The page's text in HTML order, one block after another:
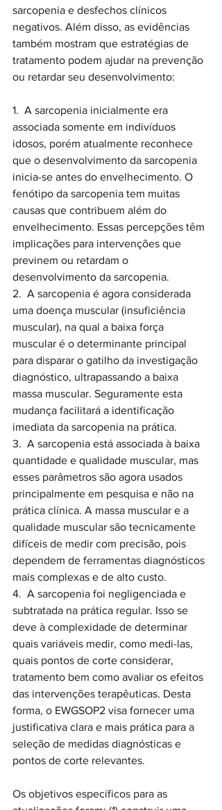
sarcopenia e desfechos clínicos
negativos. Além disso, as evidências
também mostram que estratégias de
tratamento podem ajudar na prevenção
ou retardar seu desenvolvimento:
1.  A sarcopenia inicialmente era
associada somente em indivíduos
idosos, porém atualmente reconhece
que o desenvolvimento da sarcopenia
inicia-se antes do envelhecimento. O
fenótipo da sarcopenia tem muitas
causas que contribuem além do
envelhecimento. Essas percepções têm
implicações para intervenções que
previnem ou retardam o
desenvolvimento da sarcopenia.
2.  A sarcopenia é agora considerada
uma doença muscular (insuficiência
muscular), na qual a baixa força
muscular é o determinante principal
para disparar o gatilho da investigação
diagnóstico, ultrapassando a baixa
massa muscular. Seguramente esta
mudança facilitará a identificação
imediata da sarcopenia na prática.
3.  A sarcopenia está associada à baixa
quantidade e qualidade muscular, mas
esses parâmetros são agora usados
principalmente em pesquisa e não na
prática clínica. A massa muscular e a
qualidade muscular são tecnicamente
difíceis de medir com precisão, pois
dependem de ferramentas diagnósticos
mais complexas e de alto custo.
4.  A sarcopenia foi negligenciada e
subtratada na prática regular. Isso se
deve à complexidade de determinar
quais variáveis medir, como medi-las,
quais pontos de corte considerar,
tratamento bem como avaliar os efeitos
das intervenções terapêuticas. Desta
forma, o EWGSOP2 visa fornecer uma
justificativa clara e mais prática para a
seleção de medidas diagnósticas e
pontos de corte relevantes.
Os objetivos específicos para as